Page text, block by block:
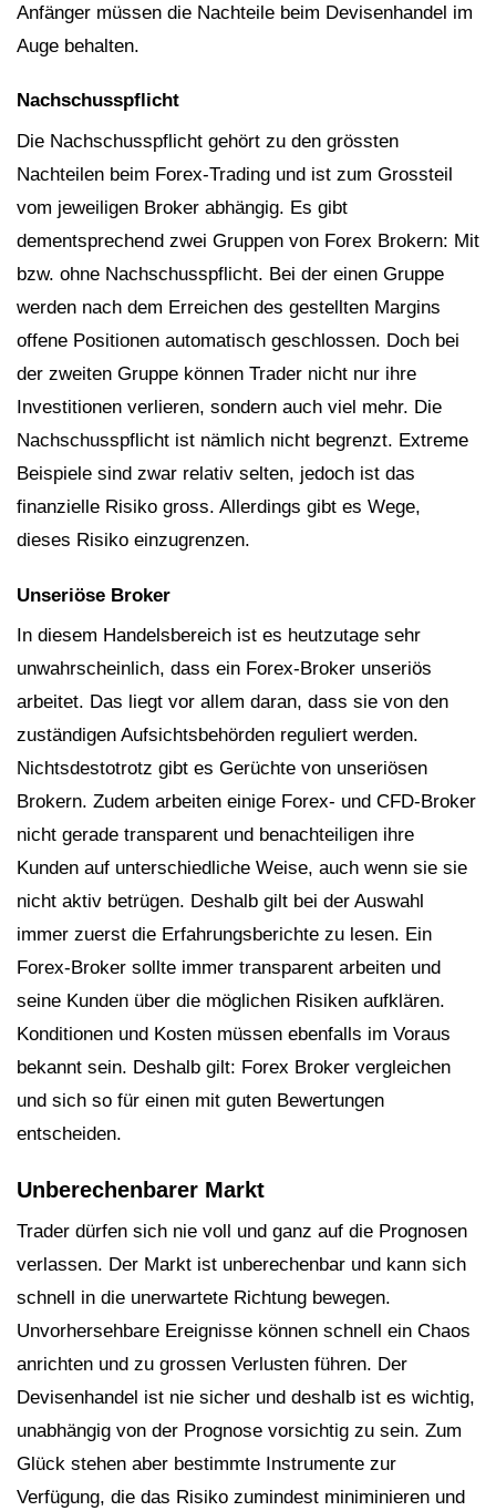
Anfänger müssen die Nachteile beim Devisenhandel im
Auge behalten.
Nachschusspflicht
Die Nachschusspflicht gehört zu den grössten
Nachteilen beim Forex-Trading und ist zum Grossteil
vom jeweiligen Broker abhängig. Es gibt
dementsprechend zwei Gruppen von Forex Brokern: Mit
bzw. ohne Nachschusspflicht. Bei der einen Gruppe
werden nach dem Erreichen des gestellten Margins
offene Positionen automatisch geschlossen. Doch bei
der zweiten Gruppe können Trader nicht nur ihre
Investitionen verlieren, sondern auch viel mehr. Die
Nachschusspflicht ist nämlich nicht begrenzt. Extreme
Beispiele sind zwar relativ selten, jedoch ist das
finanzielle Risiko gross. Allerdings gibt es Wege,
dieses Risiko einzugrenzen.
Unseriöse Broker
In diesem Handelsbereich ist es heutzutage sehr
unwahrscheinlich, dass ein Forex-Broker unseriös
arbeitet. Das liegt vor allem daran, dass sie von den
zuständigen Aufsichtsbehörden reguliert werden.
Nichtsdestotrotz gibt es Gerüchte von unseriösen
Brokern. Zudem arbeiten einige Forex- und CFD-Broker
nicht gerade transparent und benachteiligen ihre
Kunden auf unterschiedliche Weise, auch wenn sie sie
nicht aktiv betrügen. Deshalb gilt bei der Auswahl
immer zuerst die Erfahrungsberichte zu lesen. Ein
Forex-Broker sollte immer transparent arbeiten und
seine Kunden über die möglichen Risiken aufklären.
Konditionen und Kosten müssen ebenfalls im Voraus
bekannt sein. Deshalb gilt: Forex Broker vergleichen
und sich so für einen mit guten Bewertungen
entscheiden.
Unberechenbarer Markt
Trader dürfen sich nie voll und ganz auf die Prognosen
verlassen. Der Markt ist unberechenbar und kann sich
schnell in die unerwartete Richtung bewegen.
Unvorhersehbare Ereignisse können schnell ein Chaos
anrichten und zu grossen Verlusten führen. Der
Devisenhandel ist nie sicher und deshalb ist es wichtig,
unabhängig von der Prognose vorsichtig zu sein. Zum
Glück stehen aber bestimmte Instrumente zur
Verfügung, die das Risiko zumindest miniminieren und